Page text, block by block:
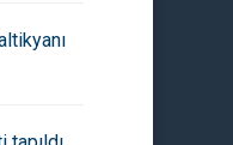
sanksiyalar elan edəcək